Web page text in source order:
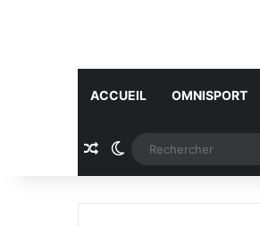
ACCUEIL OMNISPORT
Article Aléatoire
Switch skin